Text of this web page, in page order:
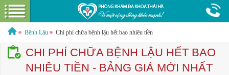
0379544317Bác sĩ tư vấn miễn phí Điện
thoại
Bệnh Lậu Chi phí chữa bệnh lậu hết bao nhiêu tiền
CHI PHÍ CHỮA BỆNH LẬU HẾT BAO
NHIÊU TIỀN - BẢNG GIÁ MỚI NHẤT